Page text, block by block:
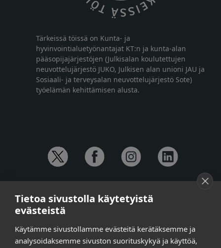
Tärkeissä töissä on Kunta- ja
hyvinvointialuetyönantajat KT:n ja kunta-alan
pääsopijajärjestöjen (Julkisalan koulutettujen
neuvottelujärjestö JUKO, Julkisen alan unioni JAU ja
Sosiaali- ja terveysalan neuvottelujärjestö Sote)
työelämän kehittämisen alusta.
Anna-Mari Jaanu, kehittämispäällikkö,
puh. +358 50 572 4620
Henna Honkalo,
viestintäpäällikkö,
puh. +358 50 479 6618
Tietoa sivustolla käytetyistä
evästeistä
Käytämme sivustollamme evästeitä kerätäksemme ja
analysoidaksemme sivuston suorituskykyä ja käyttöä,